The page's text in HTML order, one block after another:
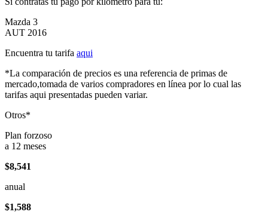
Mazda 3
AUT 2016
Encuentra tu tarifa aqui
*La comparación de precios es una referencia de primas de
mercado,tomada de varios compradores en línea por lo cual las
tarifas aqui presentadas pueden variar.
Otros*
Plan forzoso
a 12 meses
$8,541
anual
$1,588